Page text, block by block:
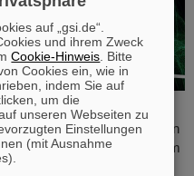
mit Schwerionen
lange auf Kopf und Becken
Tumore im Oberkörper, zum
therapiert
auf „gsi.de“.
und ihrem Zweck
Cookie-Hinweis . Bitte
Cookies ein, wie in
indem Sie auf
um die
unseren Webseiten zu
Einstellungen
(mit Ausnahme